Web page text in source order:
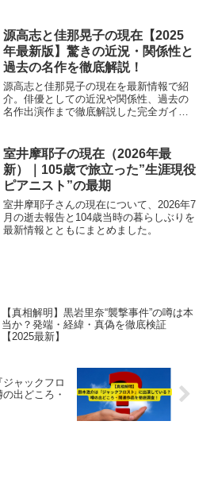
します。
源高志と佳那晃子の現在【2025
年最新版】驚きの近況・関係性と
過去の名作を徹底解説！
源高志と佳那晃子の現在を最新情報で紹
介。俳優としての近況や関係性、過去の
名作出演作まで徹底解説した完全ガイド
室井摩耶子の現在（2026年最
新）｜105歳で旅立った”生涯現役
ピアニスト”の最期
室井摩耶子さんの現在について、2026年7
月の逝去報告と104歳当時の暮らしぶりを
最新情報とともにまとめました。
【真相解明】黒岩里奈“襲撃事件”の噂は本
当か？発端・経緯・真偽を徹底検証
【2025最新】
ジャックフロ
出どころ・